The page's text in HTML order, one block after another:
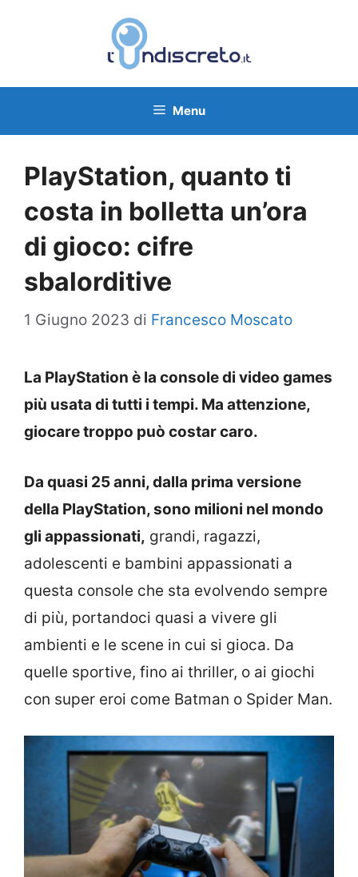
Menu
PlayStation, quanto ti
costa in bolletta un’ora
di gioco: cifre
sbalorditive
1 Giugno 2023 di Francesco Moscato
La PlayStation è la console di video games
più usata di tutti i tempi. Ma attenzione,
giocare troppo può costar caro.
Da quasi 25 anni, dalla prima versione
della PlayStation, sono milioni nel mondo
gli appassionati, grandi, ragazzi,
adolescenti e bambini appassionati a
questa console che sta evolvendo sempre
di più, portandoci quasi a vivere gli
ambienti e le scene in cui si gioca. Da
quelle sportive, fino ai thriller, o ai giochi
con super eroi come Batman o Spider Man.